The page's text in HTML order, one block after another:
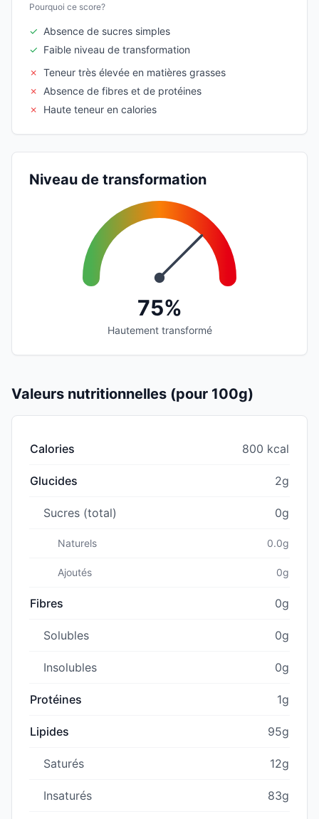
Pourquoi ce score?
✓ Absence de sucres simples
✓ Faible niveau de transformation
✗ Teneur très élevée en matières grasses
✗
Absence de fibres et de protéines
✗
Haute teneur en calories
Niveau de transformation
75%
Hautement transformé
Valeurs nutritionnelles (pour 100g)
Calories 800 kcal
Glucides 2g
Sucres (total) 0g
Naturels 0.0g
Ajoutés 0g
Fibres 0g
Solubles 0g
Insolubles 0g
Protéines 1g
Lipides 95g
Saturés 12g
Insaturés 83g